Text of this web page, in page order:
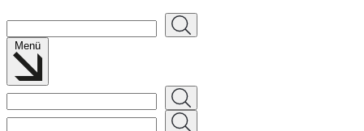
Suchen
Suchen
Suchen